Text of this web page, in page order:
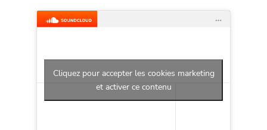
Cliquez pour accepter les cookies marketing
et activer ce contenu